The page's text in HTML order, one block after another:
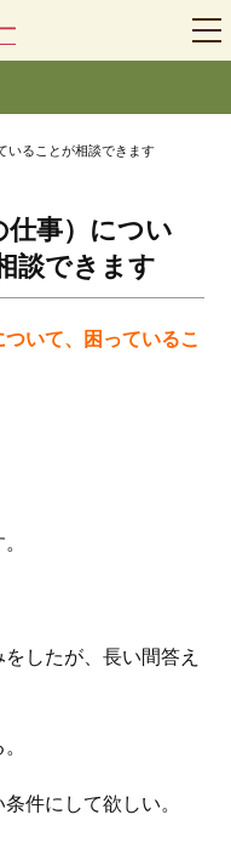
t
l
いることが相談できます
仕事）につい
談できます
いて、困っているこ
したが、長い間答え
件にして欲しい。